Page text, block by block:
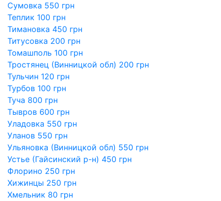
Сумовка 550 грн
Теплик 100 грн
Тимановка 450 грн
Титусовка 200 грн
Томашполь 100 грн
Тростянец (Винницкой обл) 200 грн
Тульчин 120 грн
Турбов 100 грн
Туча 800 грн
Тывров 600 грн
Уладовка 550 грн
Уланов 550 грн
Ульяновка (Винницкой обл) 550 грн
Устье (Гайсинский р-н) 450 грн
Флорино 250 грн
Хижинцы 250 грн
Хмельник 80 грн